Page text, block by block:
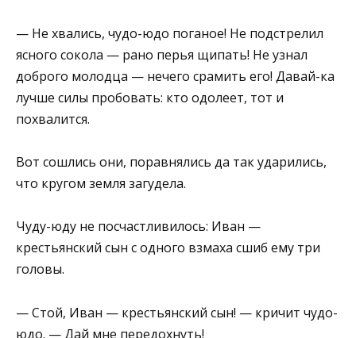
— Не хвались, чудо-юдо поганое! Не подстрелил
ясного сокола — рано перья щипать! Не узнал
доброго молодца — нечего срамить его! Давай-ка
лучше силы пробовать: кто одолеет, тот и
похвалится.
Вот сошлись они, поравнялись да так ударились,
что кругом земля загудела.
Чуду-юду не посчастливилось: Иван —
крестьянский сын с одно­го взмаха сшиб ему три
головы.
— Стой, Иван — крестьянский сын! — кричит чудо-
юдо. — Дай мне передохнуть!